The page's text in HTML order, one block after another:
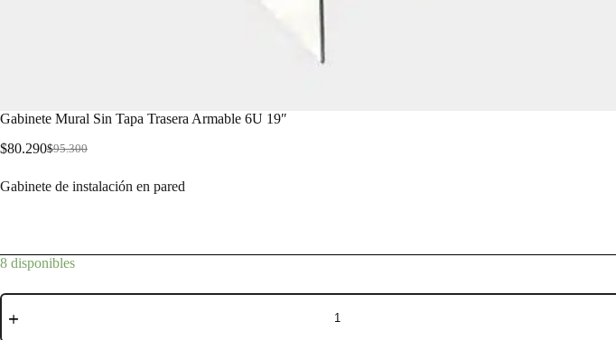
Gabinete Mural Sin Tapa Trasera Armable 6U 19″
$95.300
$80.290
Gabinete de instalación en pared
8 disponibles